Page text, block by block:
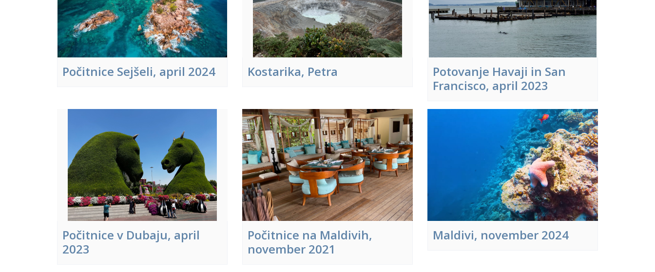
Počitnice Sejšeli, april 2024 Kostarika, Petra
Potovanje Havaji in San
Francisco, april 2023
Počitnice v Dubaju, april
2023
Počitnice na Maldivih,
november 2021
Maldivi, november 2024